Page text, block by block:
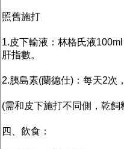
照舊施打
1.皮下輸液：林格氏液
肝指數。
2.胰島素(蘭德仕)：每天2次
(需和皮下施打不同側，乾
四、飲食：